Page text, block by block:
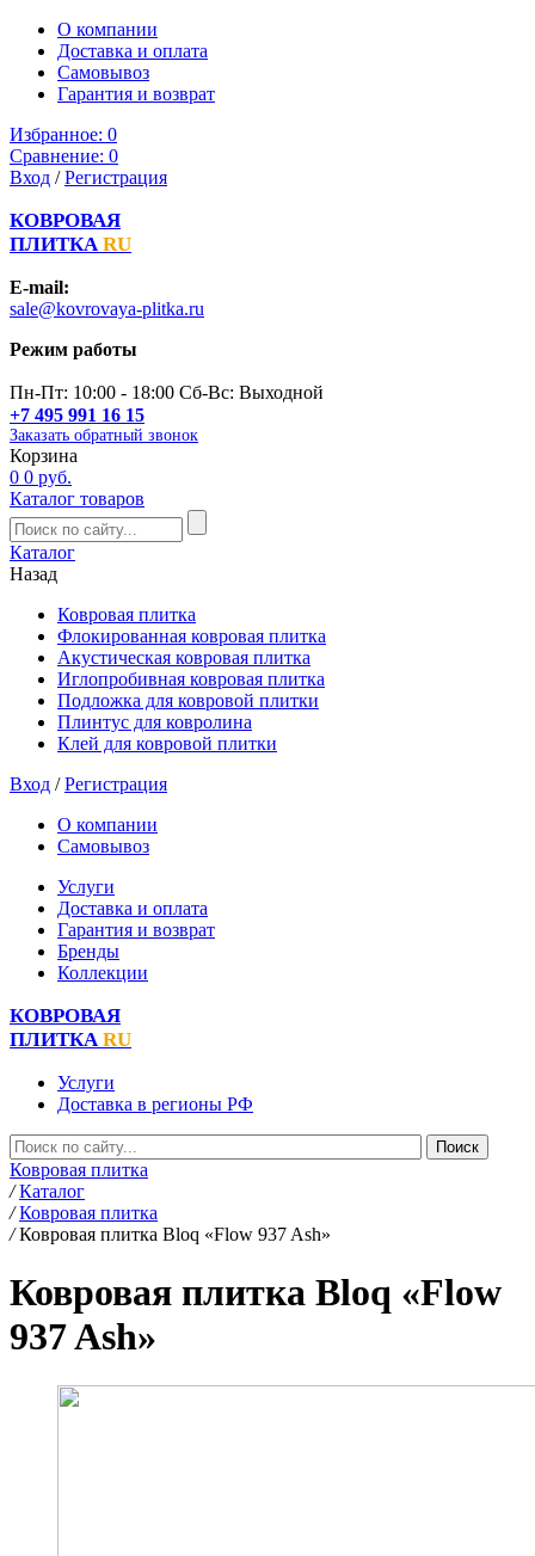
О компании
Доставка и оплата
Самовывоз
Гарантия и возврат
Избранное: 0
Сравнение: 0
Вход /Регистрация
КОВРОВАЯ
ПЛИТКА RU
E-mail:
sale@kovrovaya-plitka.ru
Режим работы
Пн-Пт: 10:00 - 18:00 Сб-Вс: Выходной
+7 495 991 16 15
Заказать обратный звонок
Корзина
0 0 руб.
Каталог товаров
Каталог
Назад
Ковровая плитка
Флокированная ковровая плитка
Акустическая ковровая плитка
Иглопробивная ковровая плитка
Подложка для ковровой плитки
Плинтус для ковролина
Клей для ковровой плитки
Вход /Регистрация
О компании
Самовывоз
Услуги
Доставка и оплата
Гарантия и возврат
Бренды
Коллекции
КОВРОВАЯ
ПЛИТКА RU
Услуги
Доставка в регионы РФ
Ковровая плитка
/ Каталог
/ Ковровая плитка
/ Ковровая плитка Bloq «Flow 937 Ash»
Ковровая плитка Bloq «Flow
937 Ash»